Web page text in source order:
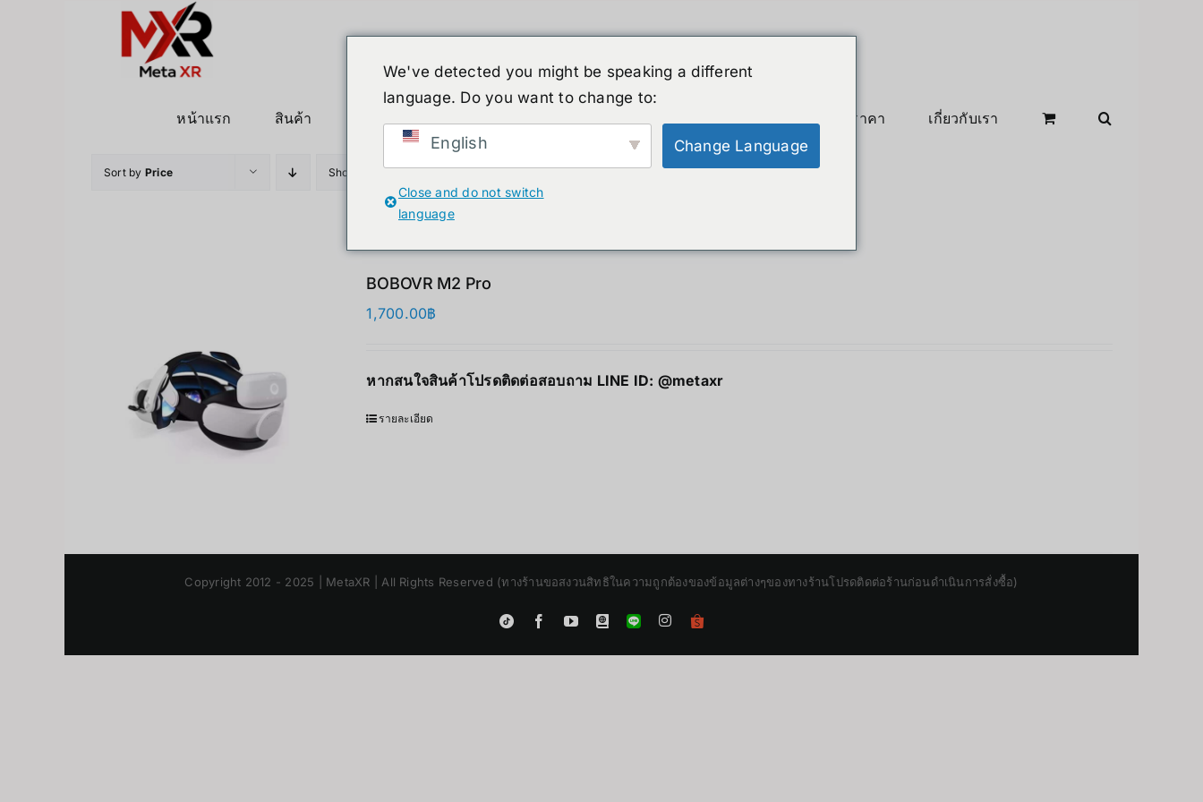
หน้าแรก
สินค้า สินค้าลดราคา เกี่ยวกับเรา
Sort by Price Show 24 Products
BOBOVR M2 Pro
1,700.00฿
หากสนใจสินค้าโปรดติดต่อสอบถาม LINE ID: @metaxr
รายละเอียด
Copyright 2012 - 2025 | MetaXR | All Rights Reserved (ทางร้านขอสงวนสิทธิในความถูกต้องของข้อมูลต่างๆของทางร้านโปรดติดต่อร้านก่อนดำเนินการสั่งซื้อ)
Tiktok FacebookYouTubeBlogger
LINE
Instagram
Shopee
We've detected you might be speaking a different
language. Do you want to change to:
English Change Language
Close and do not switch
language